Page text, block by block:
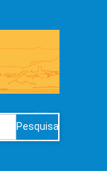
Pesquisar
por: